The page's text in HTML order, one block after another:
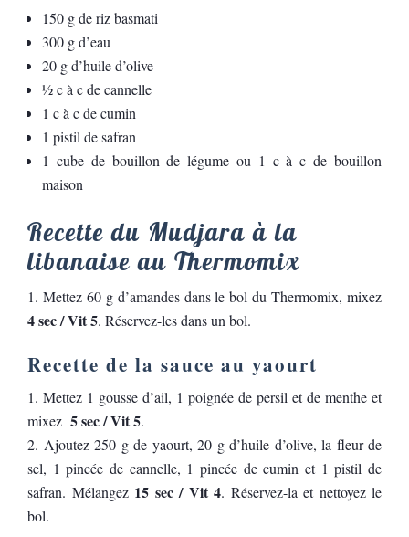
150 g de riz basmati
300 g d’eau
20 g d’huile d’olive
½ c à c de cannelle
1 c à c de cumin
1 pistil de safran
1 cube de bouillon de légume ou 1 c à c de bouillon
maison
Recette du Mudjara à la
libanaise au Thermomix
Mettez 60 g d’amandes dans le bol du Thermomix, mixez
4 sec / Vit 5. Réservez-les dans un bol.
Recette de la sauce au yaourt
Mettez 1 gousse d’ail, 1 poignée de persil et de menthe et
mixez 5 sec / Vit 5.
Ajoutez 250 g de yaourt, 20 g d’huile d’olive, la fleur de
sel, 1 pincée de cannelle, 1 pincée de cumin et 1 pistil de
safran. Mélangez15 sec / Vit 4. Réservez-la et nettoyez le
bol.